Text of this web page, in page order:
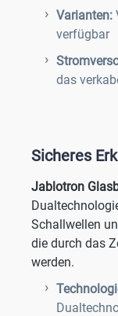
Varianten:
verfügbar
das
Sicheres
Jablotron
Schallwellen
die durch das
werden.